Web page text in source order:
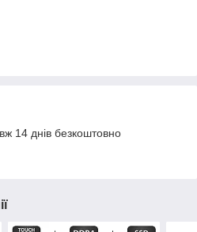
14 днів безкоштовно